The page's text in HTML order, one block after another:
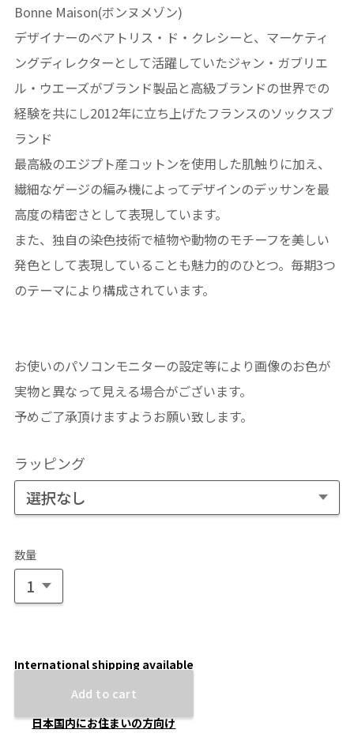
Bonne Maison(ボンヌメゾン)
デザイナーのベアトリス・ド・クレシーと、マーケティ
ングディレクターとして活躍していたジャン・ガブリエ
ル・ウエーズがブランド製品と高級ブランドの世界での
経験を共にし2012年に立ち上げたフランスのソックスブ
ランド
最高級のエジプト産コットンを使用した肌触りに加え、
繊細なゲージの編み機によってデザインのデッサンを最
高度の精密さとして表現しています。
また、独自の染色技術で植物や動物のモチーフを美しい
発色として表現していることも魅力的のひとつ。毎期3つ
のテーマにより構成されています。
お使いのパソコンモニターの設定等により画像のお色が
実物と異なって見える場合がございます。
予めご了承頂けますようお願い致します。
ラッピング
数量
International shipping available
Add to cart
日本国内にお住まいの方向け